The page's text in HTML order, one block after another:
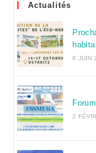
Actualités
8 JUIN
2